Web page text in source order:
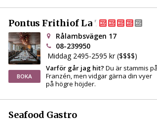
Pontus Frithiof La Tour
BOKA
Rålambsvägen 17
08-239950
Middag 2495-2595 kr ($$$$)
Varför går jag hit? Du är stammis på
Franzén, men vidgar gärna din vyer
på högre höjder.
Seafood Gastro